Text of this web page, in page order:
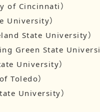
of Cincinnati）
University）
State University）
Green State
University）
Toledo）
University）